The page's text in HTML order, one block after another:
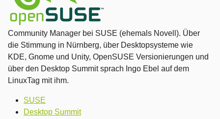
Community Manager bei SUSE (ehemals Novell). Über
die Stimmung in Nürnberg, über Desktopsysteme wie
KDE, Gnome und Unity, OpenSUSE Versionierungen und
über den Desktop Summit sprach Ingo Ebel auf dem
LinuxTag mit ihm.
SUSE
Desktop Summit